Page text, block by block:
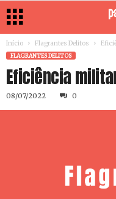
Início Flagrantes Delitos
FLAGRANTES DELITOS
Eficiência
08/07/2022 0